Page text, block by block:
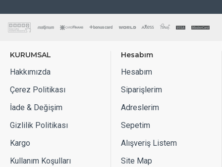
KURUMSAL
Hakkımızda
Çerez Politikası
İade & Değişim
Gizlilik Politikası
Kargo
Kullanım Koşulları
Hesabım
Hesabım
Siparişlerim
Adreslerim
Sepetim
Alışveriş Listem
Site Map